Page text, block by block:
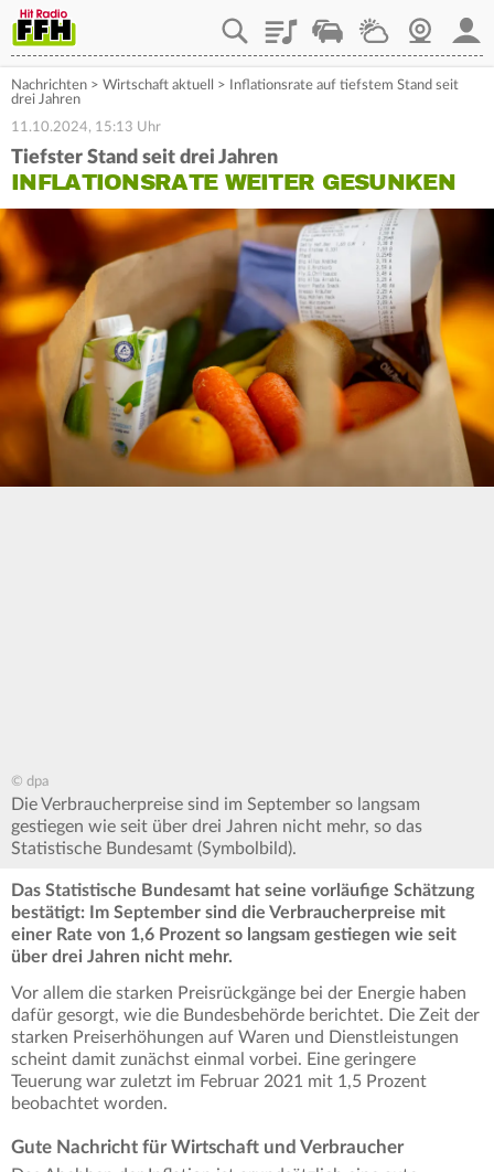
PlaylistStaupilotWetterWebcam
Nachrichten > Wirtschaft aktuell >
Inflationsrate auf tiefstem Stand seit
drei Jahren
11.10.2024, 15:13 Uhr
Tiefster Stand seit drei Jahren
INFLATIONSRATE WEITER GESUNKEN
© dpa
Die Verbraucherpreise sind im September so langsam
gestiegen wie seit über drei Jahren nicht mehr, so das
Statistische Bundesamt (Symbolbild).
Das Statistische Bundesamt hat seine vorläufige Schätzung
bestätigt: Im September sind die Verbraucherpreise mit
einer Rate von 1,6 Prozent so langsam gestiegen wie seit
über drei Jahren nicht mehr.
Vor allem die starken Preisrückgänge bei der Energie haben
dafür gesorgt, wie die Bundesbehörde berichtet. Die Zeit der
starken Preiserhöhungen auf Waren und Dienstleistungen
scheint damit zunächst einmal vorbei. Eine geringere
Teuerung war zuletzt im Februar 2021 mit 1,5 Prozent
beobachtet worden.
Gute Nachricht für Wirtschaft und Verbraucher